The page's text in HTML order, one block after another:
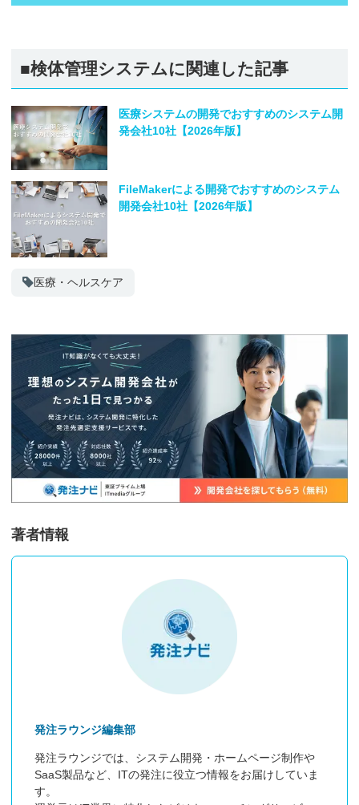
■検体管理システムに関連した記事
医療システムの開発でおすすめのシステム開
発会社10社【2026年版】
FileMakerによる開発でおすすめのシステム
開発会社10社【2026年版】
医療・ヘルスケア
著者情報
発注ラウンジ編集部
発注ラウンジでは、システム開発・ホームページ制作や
SaaS製品など、ITの発注に役立つ情報をお届けしていま
す。